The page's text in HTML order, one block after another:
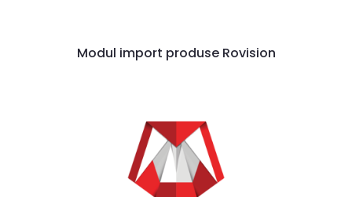
Modul import produse Rovision